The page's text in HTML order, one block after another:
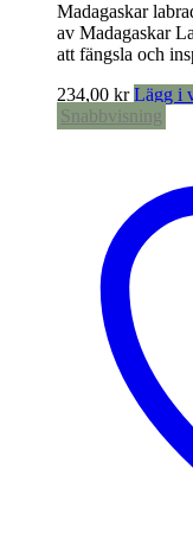
Madagaskar
av Madagaskar
att fängsla och
234,00 kr Lägg i
Snabbvisning